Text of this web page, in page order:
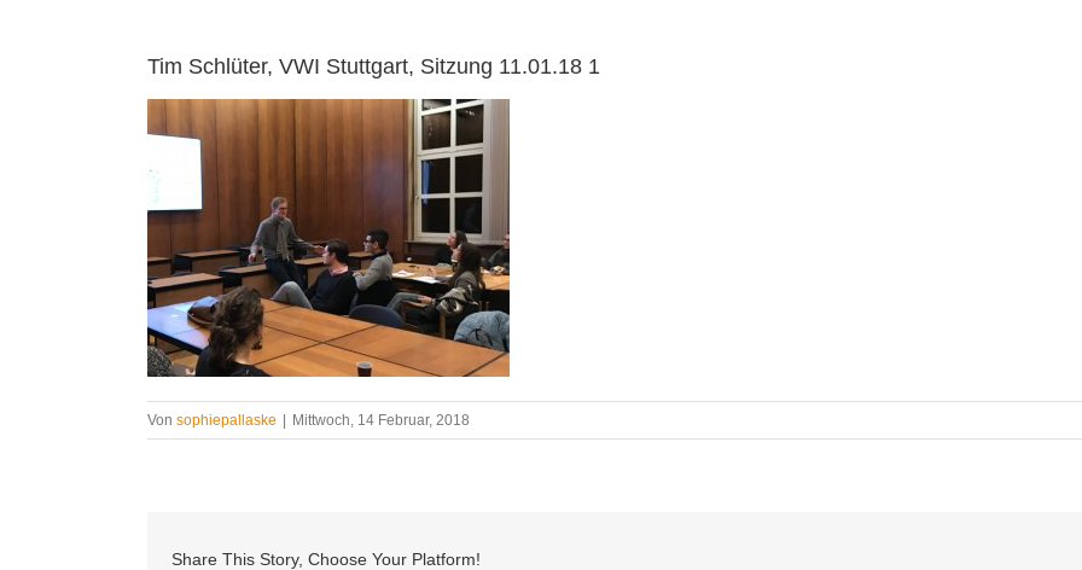
Tim Schlüter, VWI Stuttgart, Sitzung 11.01.18 1
Von sophiepallaske | Mittwoch, 14 Februar, 2018
Share This Story, Choose Your Platform!